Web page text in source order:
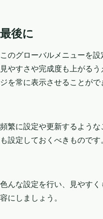
最後に
このグローバルメニューを
見やすさや完成度も上がる
ジを常に表示させることがで
頻繁に設定や更新するよう
も設定しておくべきものです。
色んな設定を行い、見やす
容にしましょう。